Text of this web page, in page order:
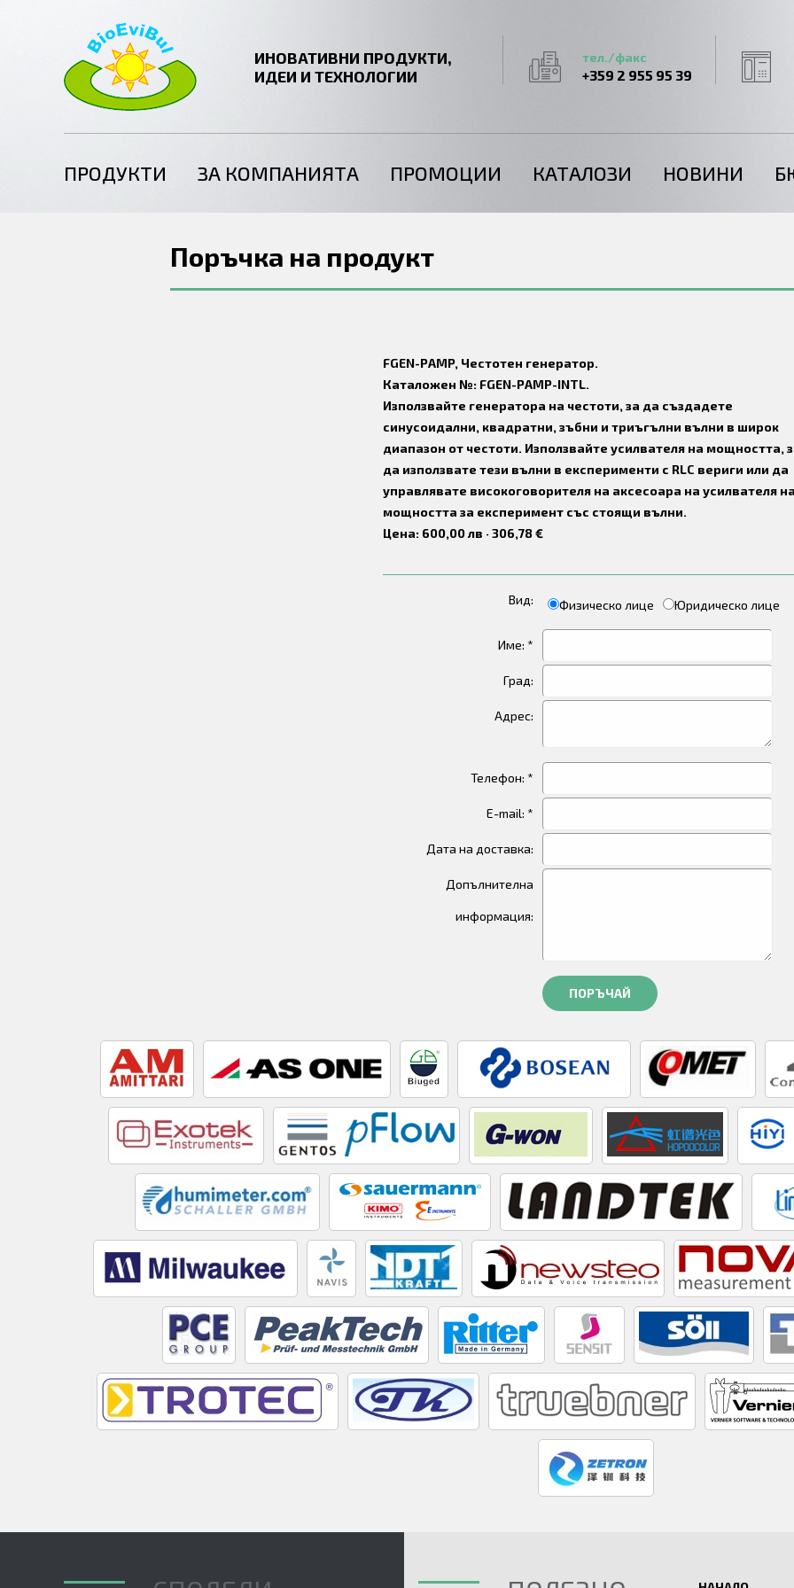
ИНОВАТИВНИ ПРОДУКТИ,
ИДЕИ И ТЕХНОЛОГИИ
тел./факс
+359 2 955 95 39
ПРОДУКТИ ЗА КОМПАНИЯТА ПРОМОЦИИ КАТАЛОЗИ НОВИНИ
Поръчка на продукт
FGEN-PAMP, Честотен генератор.
Каталожен №: FGEN-PAMP-INTL.
Използвайте генератора на честоти, за да създадете
синусоидални, квадратни, зъбни и триъгълни вълни в широк
диапазон от честоти. Използвайте усилвателя на мощността,
да използвате тези вълни в експерименти с RLC вериги или да
управлявате високоговорителя на аксесоара на усилвателя
мощността за експеримент със стоящи вълни.
Цена: 600,00 лв · 306,78 €
Вид: Физическо лице Юридическо лице
Име: *
Град:
Адрес:
Телефон: *
E-mail: *
Дата на доставка:
Допълнителна
информация:
ПОРЪЧАЙ